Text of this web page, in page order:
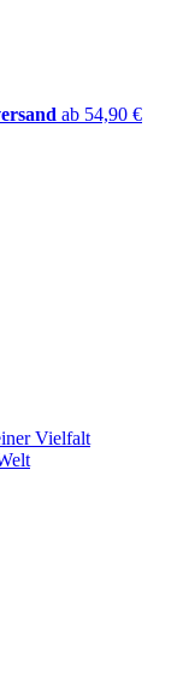
ab 54,90 €
Vielfalt